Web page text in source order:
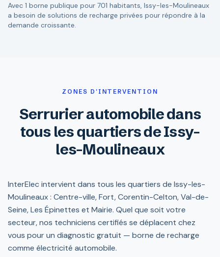
Avec 1 borne publique pour 701 habitants, Issy-les-Moulineaux
a besoin de solutions de recharge privées pour répondre à la
demande croissante.
ZONES D'INTERVENTION
Serrurier automobile dans
tous les quartiers de Issy-
les-Moulineaux
InterElec intervient dans tous les quartiers de Issy-les-
Moulineaux : Centre-ville, Fort, Corentin-Celton, Val-de-
Seine, Les Épinettes et Mairie. Quel que soit votre
secteur, nos techniciens certifiés se déplacent chez
vous pour un diagnostic gratuit — borne de recharge
comme électricité automobile.